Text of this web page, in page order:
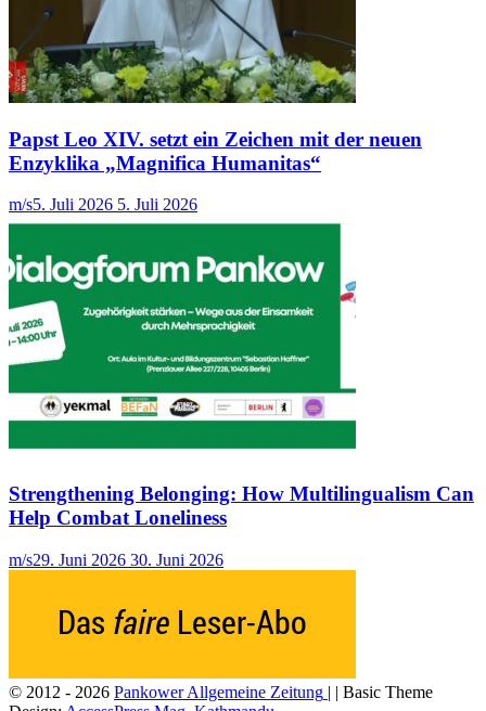
Papst Leo XIV. setzt ein Zeichen mit der neuen
Enzyklika „Magnifica Humanitas“
m/s5. Juli 2026 5. Juli 2026
Strengthening Belonging: How Multilingualism Can
Help Combat Loneliness
m/s29. Juni 2026 30. Juni 2026
© 2012 - 2026 Pankower Allgemeine Zeitung | | Basic Theme